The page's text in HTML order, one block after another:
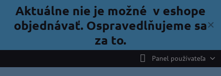
✕
Aktuálne nie je možné v eshope
objednávať. Ospravedlňujeme sa
za to.
Panel používateľa